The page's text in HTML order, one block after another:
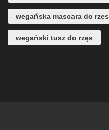
wegańska mascara do rzęs
wegański tusz do rzęs